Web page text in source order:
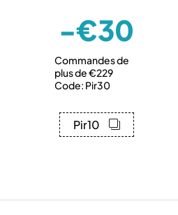
-€30
Commandes de
plus de €229
Code: Pir30
Pir10